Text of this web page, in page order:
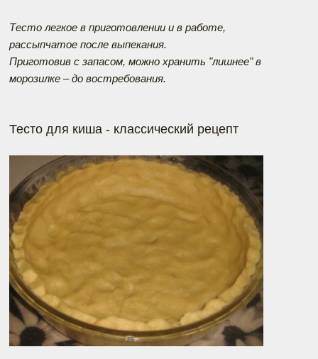
Тесто легкое в приготовлении и в работе,
рассыпчатое после выпекания.
Приготовив с запасом, можно хранить "лишнее" в
морозилке – до востребования.
Тесто для киша - классический рецепт